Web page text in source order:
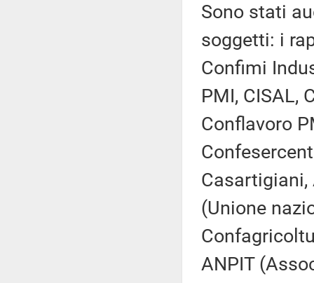
Sono stati
soggetti: i
Confimi
PMI, CISAL,
Conflavoro
Casartigiani,
(Unione
ANPIT